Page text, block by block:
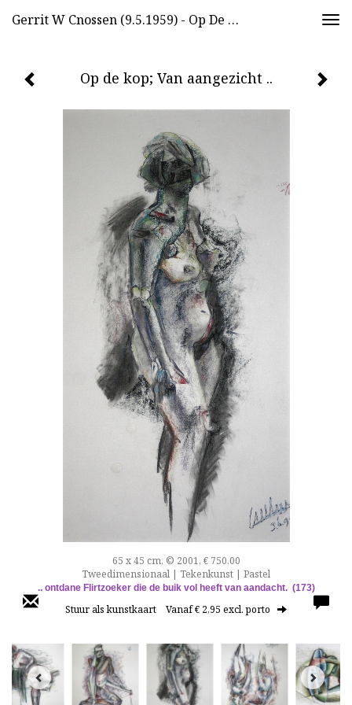
Gerrit W Cnossen (9.5.1959) - Op De Kop; Van Aangezicht ..
Op de kop; Van aangezicht ..
65 x 45 cm, © 2001, € 750,00
Tweedimensionaal | Tekenkunst | Pastel
.. ontdane Flirtzoeker die de buik vol heeft van aandacht. (173)
Stuur als kunstkaart Vanaf € 2,95 excl. porto